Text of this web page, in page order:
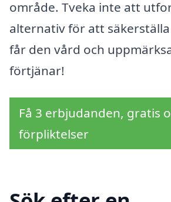
område. Tveka inte att
alternativ för att
får den vård och
förtjänar!
Få 3 erbjudanden, gratis
förpliktelser